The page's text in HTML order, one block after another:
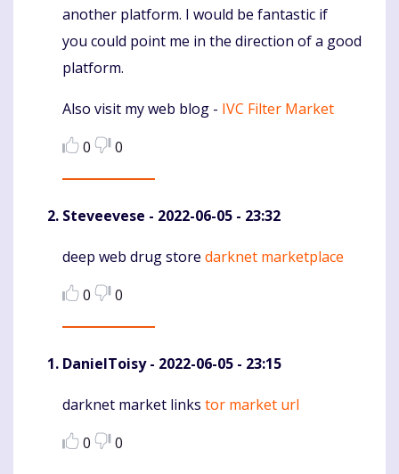
another platform. I would be fantastic if
you could point me in the direction of a good
platform.
Also visit my web blog - IVC Filter Market
0
0
Steveevese - 2022-06-05 - 23:32
Komentaras
deep web drug store darknet marketplace
0
0
DanielToisy- 2022-06-05 - 23:15
Komentaras
darknet market links tor market url
0
0